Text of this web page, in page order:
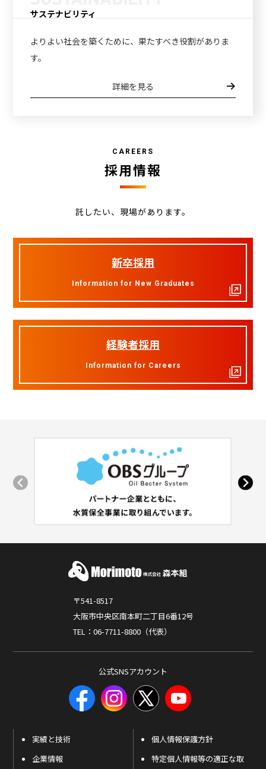
サステナビリティ
よりよい社会を築くために、 果たすべき役割がありま
す。
詳細を見る
CAREERS
採用情報
託したい、現場があります。
新卒採用
Information for New Graduates
経験者採用
Information for Careers
〒541-8517
大阪市中央区南本町二丁目6番12号
TEL：06-7711-8800（代表）
公式SNSアカウント
実績と技術
企業情報
個人情報保護方針
特定個人情報等の適正な取